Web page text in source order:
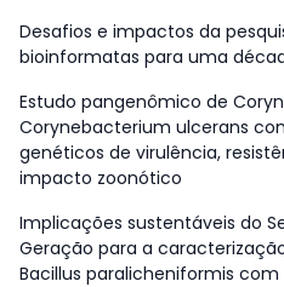
Desafios e impactos da
bioinformatas para uma
Estudo pangenômico de
Corynebacterium ulcerans
genéticos de virulência,
impacto zoonótico
Implicações sustentáveis do
Geração para a
Bacillus paralicheniformis